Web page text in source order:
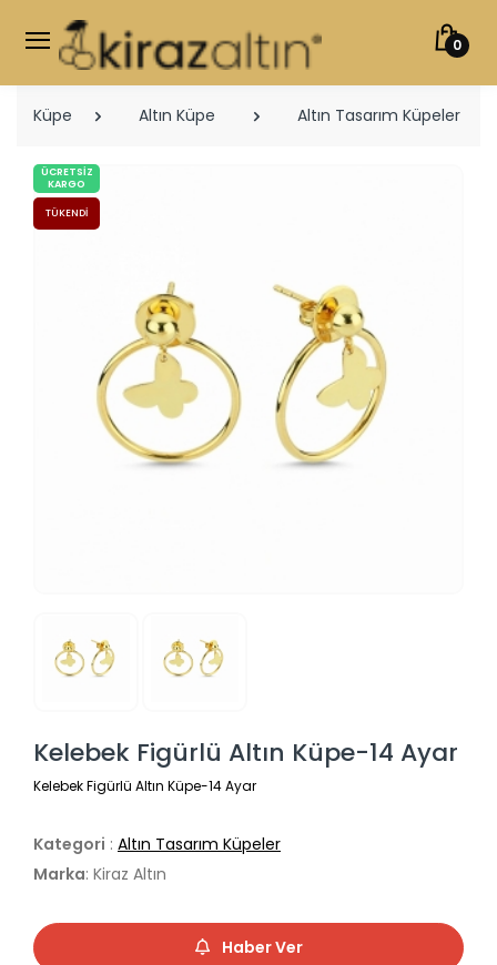
0
Küpe Altın Küpe Altın Tasarım Küpeler
ÜCRETSIZ
KARGO
TÜKENDI
Kelebek Figürlü Altın Küpe-14 Ayar
Kelebek Figürlü Altın Küpe-14 Ayar
Kategori : Altın Tasarım Küpeler
Marka: Kiraz Altın
Haber Ver